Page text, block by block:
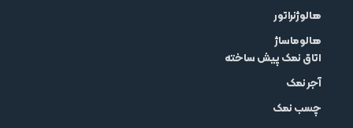
هالوژنراتور
هالوماساژ
اتاق نمک پیش ساخته
آجر نمک
چسب نمک